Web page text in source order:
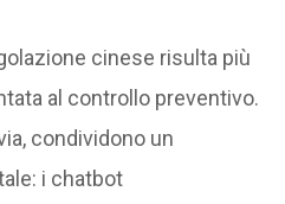
cinese risulta più
al controllo preventivo.
condividono un
i chatbot